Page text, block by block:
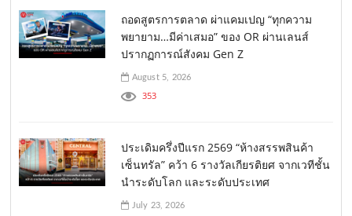
ถอดสูตรการตลาด ผ่าแคมเปญ “ทุกความ
พยายาม…มีค่าเสมอ” ของ OR ผ่านเลนส์
ปรากฏการณ์สังคม Gen Z
August 5, 2026
353
ประเดิมครึ่งปีแรก 2569 “ห้างสรรพสินค้า
เซ็นทรัล” คว้า 6 รางวัลเกียรติยศ จากเวทีชั้น
นำระดับโลก และระดับประเทศ
July 23, 2026